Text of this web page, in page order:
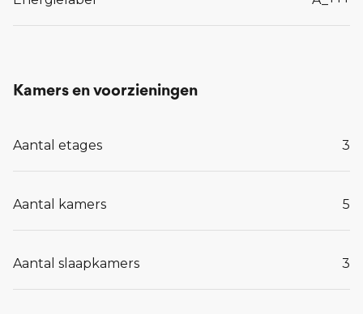
Kamers en voorzieningen
Aantal etages 3
Aantal kamers 5
Aantal slaapkamers 3